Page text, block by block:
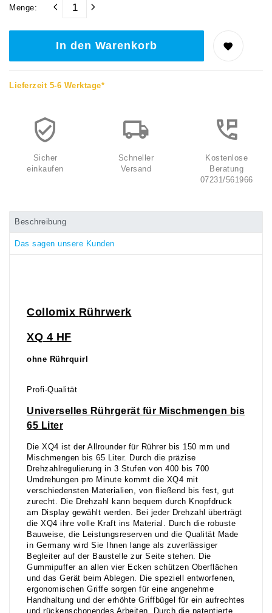
Menge:
In den Warenkorb
Lieferzeit 5-6 Werktage*
Sicher
einkaufen
Schneller
Versand
Kostenlose
Beratung
07231/561966
Beschreibung
Das sagen unsere Kunden
Collomix Rührwerk
XQ 4 HF
ohne Rührquirl
Profi-Qualität
Universelles Rührgerät für Mischmengen bis
65 Liter
Die XQ4 ist der Allrounder für Rührer bis 150 mm und
Mischmengen bis 65 Liter. Durch die präzise
Drehzahlregulierung in 3 Stufen von 400 bis 700
Umdrehungen pro Minute kommt die XQ4 mit
verschiedensten Materialien, von fließend bis fest, gut
zurecht. Die Drehzahl kann bequem durch Knopfdruck
am Display gewählt werden. Bei jeder Drehzahl überträgt
die XQ4 ihre volle Kraft ins Material. Durch die robuste
Bauweise, die Leistungsreserven und die Qualität Made
in Germany wird Sie Ihnen lange als zuverlässiger
Begleiter auf der Baustelle zur Seite stehen. Die
Gummipuffer an allen vier Ecken schützen Oberflächen
und das Gerät beim Ablegen. Die speziell entworfenen,
ergonomischen Griffe sorgen für eine angenehme
Handhaltung und der erhöhte Griffbügel für ein aufrechtes